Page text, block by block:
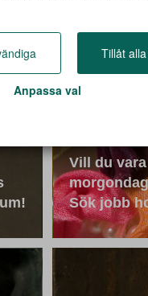
Vill du
Sök jobb
Tillåt alla
Anpassa val